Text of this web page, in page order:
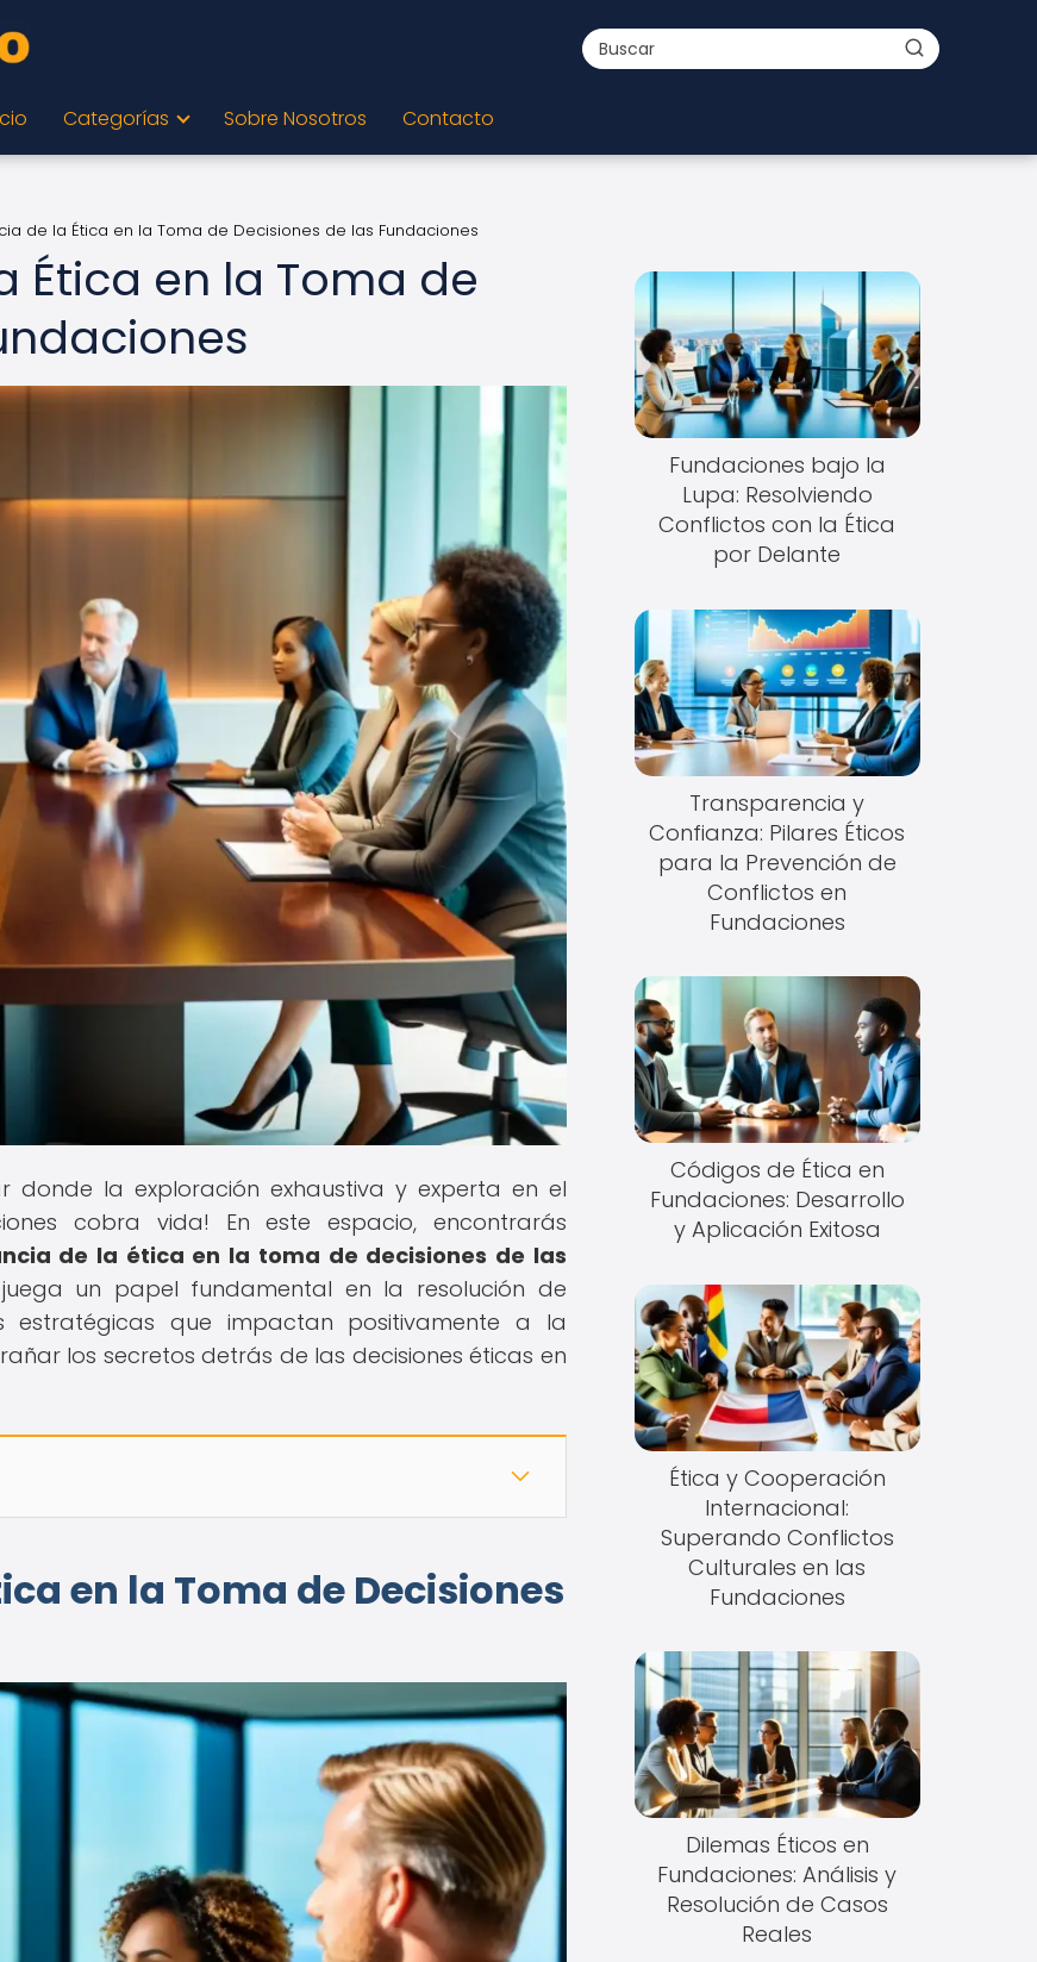
Categorías Sobre Nosotros Contacto
de la Ética en la Toma de Decisiones de las Fundaciones
Ética en la Toma de
donde la exploración exhaustiva y experta en el
cobra vida! En este espacio, encontrarás
de la ética en la toma de decisiones de las
un papel fundamental en la resolución de
que impactan positivamente a la
los secretos detrás de las decisiones éticas en
en la Toma de Decisiones
Fundaciones bajo la
Lupa: Resolviendo
Conflictos con la Ética
por Delante
Transparencia y
Confianza: Pilares Éticos
para la Prevención de
Conflictos en
Fundaciones
Códigos de Ética en
Fundaciones: Desarrollo
y Aplicación Exitosa
Ética y Cooperación
Internacional:
Superando Conflictos
Culturales en las
Fundaciones
Dilemas Éticos en
Fundaciones: Análisis y
Resolución de Casos
Reales